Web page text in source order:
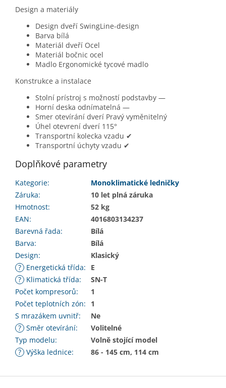
Design a materiály
Design dveří SwingLine-design
Barva bílá
Materiál dveří Ocel
Materiál bočnic ocel
Madlo Ergonomické tycové madlo
Konstrukce a instalace
Stolní prístroj s možností podstavby —
Horní deska odnímatelná —
Smer otevírání dverí Pravý vyměnitelný
Úhel otevrení dverí 115°
Transportní kolecka vzadu ✔
Transportní úchyty vzadu ✔
Doplňkové parametry
Kategorie:
Monoklimatické ledničky
Záruka:
10 let plná záruka
Hmotnost:
52 kg
EAN:
4016803134237
Barevná řada:
Bílá
Barva:
Bílá
Design:
Klasický
? Energetická třída:
E
? Klimatická třída:
SN-T
Počet kompresorů:
1
Počet teplotních zón:
1
S mrazákem uvnitř:
Ne
? Směr otevírání:
Volitelné
Typ modelu:
Volně stojící model
? Výška lednice: 86 - 145 cm, 114 cm
Z